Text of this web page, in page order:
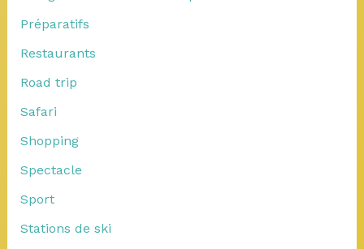
Préparatifs
Restaurants
Road trip
Safari
Shopping
Spectacle
Sport
Stations de ski